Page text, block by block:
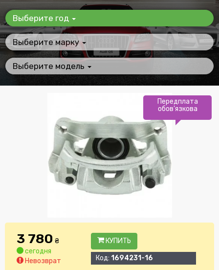
Выберите год
Выберите марку
Выберите модель
Передплата
обов'язкова
3 780 ₴
сегодня
Невозврат
КУПИТЬ
Код: 1694231-16